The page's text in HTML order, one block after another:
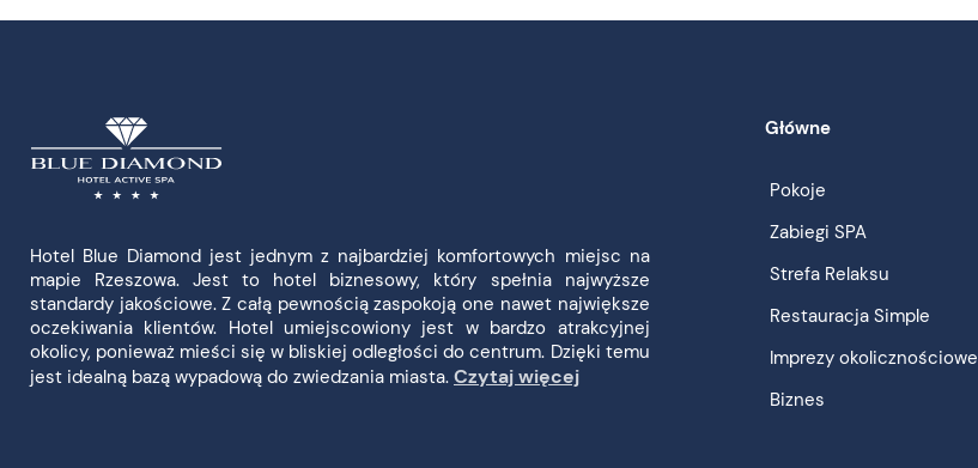
Hotel Blue Diamond jest jednym z najbardziej komfortowych miejsc na
mapie Rzeszowa. Jest to hotel biznesowy, który spełnia najwyższe
standardy jakościowe. Z całą pewnością zaspokoją one nawet największe
oczekiwania klientów. Hotel umiejscowiony jest w bardzo atrakcyjnej
okolicy, ponieważ mieści się w bliskiej odległości do centrum. Dzięki temu
jest idealną bazą wypadową do zwiedzania miasta. Czytaj więcej
Główne
Pokoje
Zabiegi SPA
Strefa Relaksu
Restauracja Simple
Imprezy okolicznościowe
Biznes